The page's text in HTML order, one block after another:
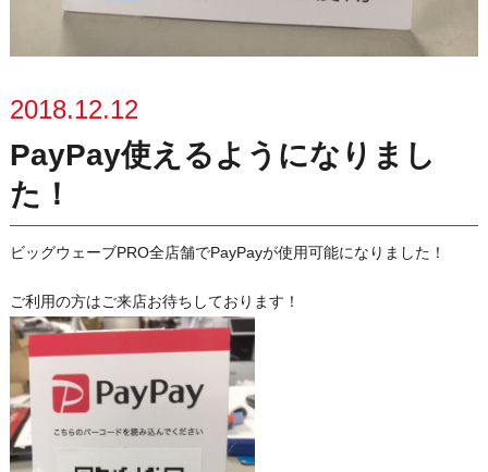
2018.12.12
PayPay使えるようになりまし
た！
ビッグウェーブPRO全店舗でPayPayが使用可能になりました！
ご利用の方はご来店お待ちしております！